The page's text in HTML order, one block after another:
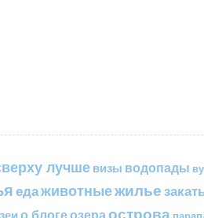
лучше визы водопады
едаживотныежилье
о блогеозераострова